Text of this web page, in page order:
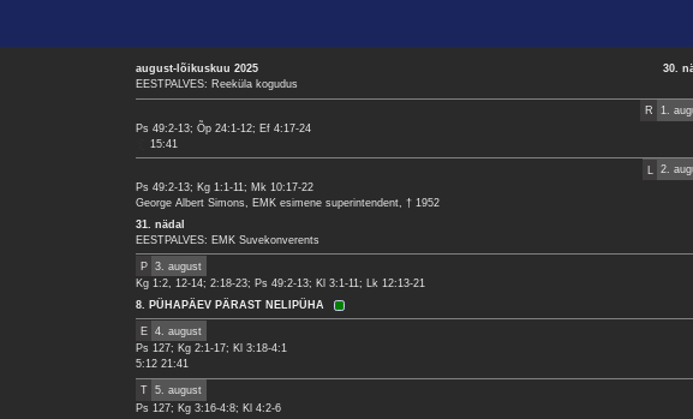
30.
august-lõikuskuu 2025
EESTPALVES: Reeküla kogudus
R
1.
Ps 49:2-13; Õp 24:1-12; Ef 4:17-24
15:41
L
2.
Ps 49:2-13; Kg 1:1-11; Mk 10:17-22
George Albert Simons, EMK esimene superintendent, † 1952
31. nädal
EESTPALVES: EMK Suvekonverents
P
3. august
Kg 1:2, 12-14; 2:18-23; Ps 49:2-13; Kl 3:1-11; Lk 12:13-21
8. PÜHAPÄEV PÄRAST NELIPÜHA
E
4. august
Ps 127; Kg 2:1-17; Kl 3:18-4:1
5:12 21:41
T
5. august
Ps 127; Kg 3:16-4:8; Kl 4:2-6